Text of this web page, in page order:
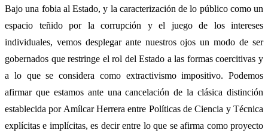
Bajo una fobia al Estado, y la caracterización de lo público como un
espacio teñido por la corrupción y el juego de los intereses
individuales, vemos desplegar ante nuestros ojos un modo de ser
gobernados que restringe el rol del Estado a las formas coercitivas y
a lo que se considera como extractivismo impositivo. Podemos
afirmar que estamos ante una cancelación de la clásica distinción
establecida por Amílcar Herrera entre Políticas de Ciencia y Técnica
explícitas e implícitas, es decir entre lo que se afirma como proyecto